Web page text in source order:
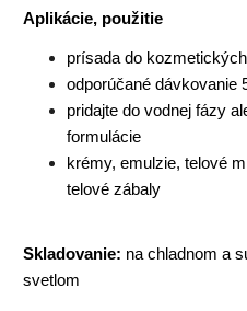
Aplikácie, použitie
prísada do
odporúčané dávkovanie
pridajte do vodnej fázy
formulácie
krémy, emulzie, telové
telové zábaly
Skladovanie: na chladnom a
svetlom